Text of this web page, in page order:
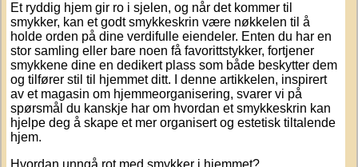
Et ryddig hjem gir ro i sjelen, og når det kommer til
smykker, kan et godtsmykkeskrin være nøkkelen til å
holde orden på dine verdifulle eiendeler. Enten du har en
stor samling eller bare noen få favorittstykker, fortjener
smykkene dine en dedikert plass som både beskytter dem
og tilfører stil til hjemmet ditt. I denne artikkelen, inspirert
av et magasin om hjemmeorganisering, svarer vi på
spørsmål du kanskje har om hvordan et smykkeskrin kan
hjelpe deg å skape et mer organisert og estetisk tiltalende
hjem.
Hvordan unngå rot med smykker i hjemmet?